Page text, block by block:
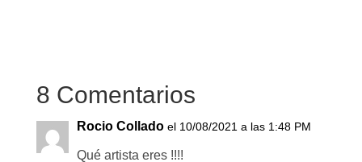
8 Comentarios
Rocio Collado el 10/08/2021 a las 1:48 PM
Qué artista eres !!!!